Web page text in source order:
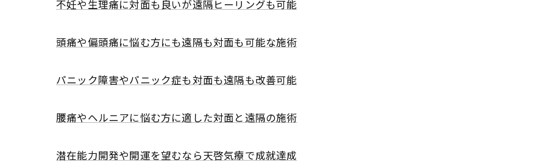
不妊や生理痛に対面も良いが遠隔ヒーリングも可能
頭痛や偏頭痛に悩む方にも遠隔も対面も可能な施術
パニック障害やパニック症も対面も遠隔も改善可能
腰痛やヘルニアに悩む方に適した対面と遠隔の施術
潜在能力開発や開運を望むなら天啓気療で成就達成